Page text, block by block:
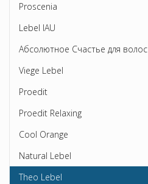
Proscenia
Lebel IAU
Абсолютное Счастье для волос
Viege Lebel
Proedit
Proedit Relaxing
Cool Orange
Natural Lebel
Theo Lebel